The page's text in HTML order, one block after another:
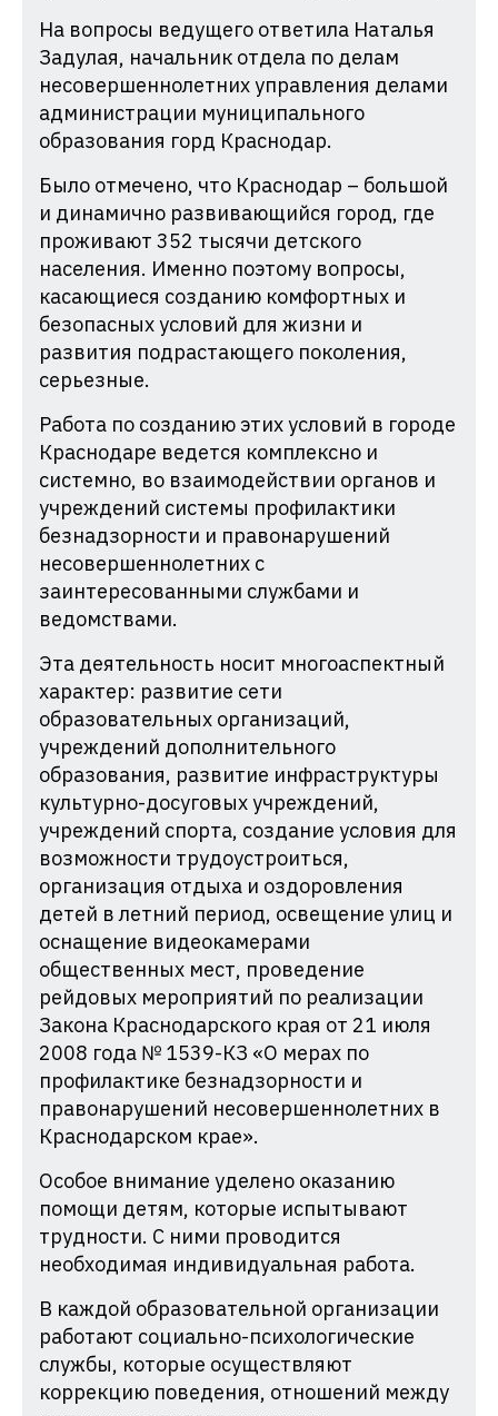
На вопросы ведущего ответила Наталья
Задулая, начальник отдела по делам
несовершеннолетних управления делами
администрации муниципального
образования горд Краснодар.
Было отмечено, что Краснодар – большой
и динамично развивающийся город, где
проживают 352 тысячи детского
населения. Именно поэтому вопросы,
касающиеся созданию комфортных и
безопасных условий для жизни и
развития подрастающего поколения,
серьезные.
Работа по созданию этих условий в городе
Краснодаре ведется комплексно и
системно, во взаимодействии органов и
учреждений системы профилактики
безнадзорности и правонарушений
несовершеннолетних с
заинтересованными службами и
ведомствами.
Эта деятельность носит многоаспектный
характер: развитие сети
образовательных организаций,
учреждений дополнительного
образования, развитие инфраструктуры
культурно-досуговых учреждений,
учреждений спорта, создание условия для
возможности трудоустроиться,
организация отдыха и оздоровления
детей в летний период, освещение улиц и
оснащение видеокамерами
общественных мест, проведение
рейдовых мероприятий по реализации
Закона Краснодарского края от 21 июля
2008 года № 1539-КЗ «О мерах по
профилактике безнадзорности и
правонарушений несовершеннолетних в
Краснодарском крае».
Особое внимание уделено оказанию
помощи детям, которые испытывают
трудности. С ними проводится
необходимая индивидуальная работа.
В каждой образовательной организации
работают социально-психологические
службы, которые осуществляют
коррекцию поведения, отношений между